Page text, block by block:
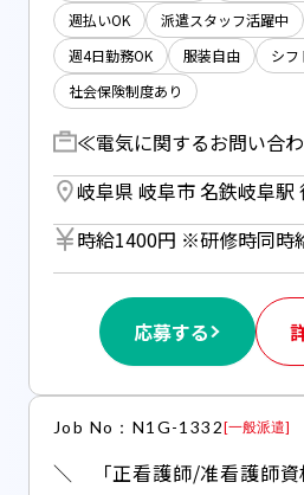
週払いOK
派遣スタッフ活躍中
週4日勤務OK
服装自由
シフ
社会保険制度あり
応募する
Job No：N1G-1332[一般派遣]